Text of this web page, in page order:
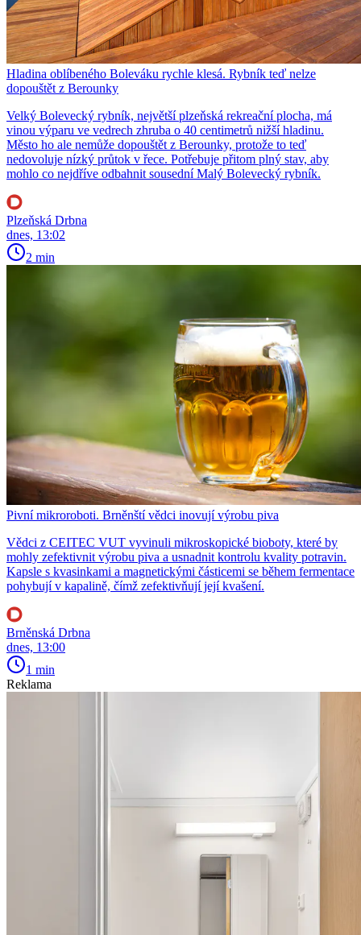
Hladina oblíbeného Boleváku rychle klesá. Rybník teď nelze
dopouštět z Berounky
Velký Bolevecký rybník, největší plzeňská rekreační plocha, má
vinou výparu ve vedrech zhruba o 40 centimetrů nižší hladinu.
Město ho ale nemůže dopouštět z Berounky, protože to teď
nedovoluje nízký průtok v řece. Potřebuje přitom plný stav, aby
mohlo co nejdříve odbahnit sousední Malý Bolevecký rybník.
Plzeňská Drbna
dnes, 13:02
2 min
Pivní mikroroboti. Brněnští vědci inovují výrobu piva
Vědci z CEITEC VUT vyvinuli mikroskopické bioboty, které by
mohly zefektivnit výrobu piva a usnadnit kontrolu kvality potravin.
Kapsle s kvasinkami a magnetickými částicemi se během fermentace
pohybují v kapalině, čímž zefektivňují její kvašení.
Brněnská Drbna
dnes, 13:00
1 min
Reklama